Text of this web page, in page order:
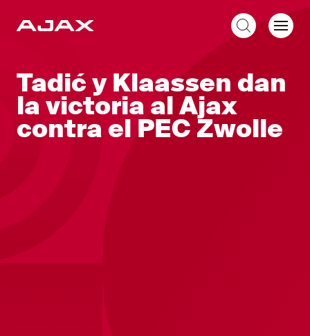
Tadić y Klaassen dan
la victoria al Ajax
contra el PEC Zwolle